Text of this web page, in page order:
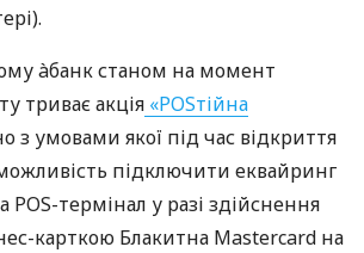
àбанк станом на момент
триває акція «POSтійна
з умовами якої під час відкриття
підключити еквайринг
POS-термінал у разі здійснення
карткою Блакитна Mastercard на